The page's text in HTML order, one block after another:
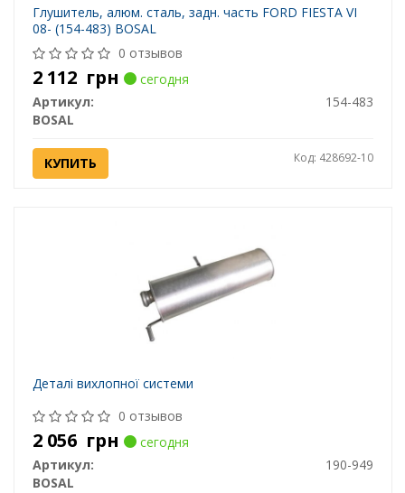
Глушитель, алюм. cталь, задн. часть FORD FIESTA VI
08- (154-483) BOSAL
0 отзывов
2 112 грн
сегодня
Артикул:
154-483
BOSAL
КУПИТЬ Код: 428692-10
Деталі вихлопної системи
0 отзывов
2 056 грн
сегодня
Артикул:
190-949
BOSAL